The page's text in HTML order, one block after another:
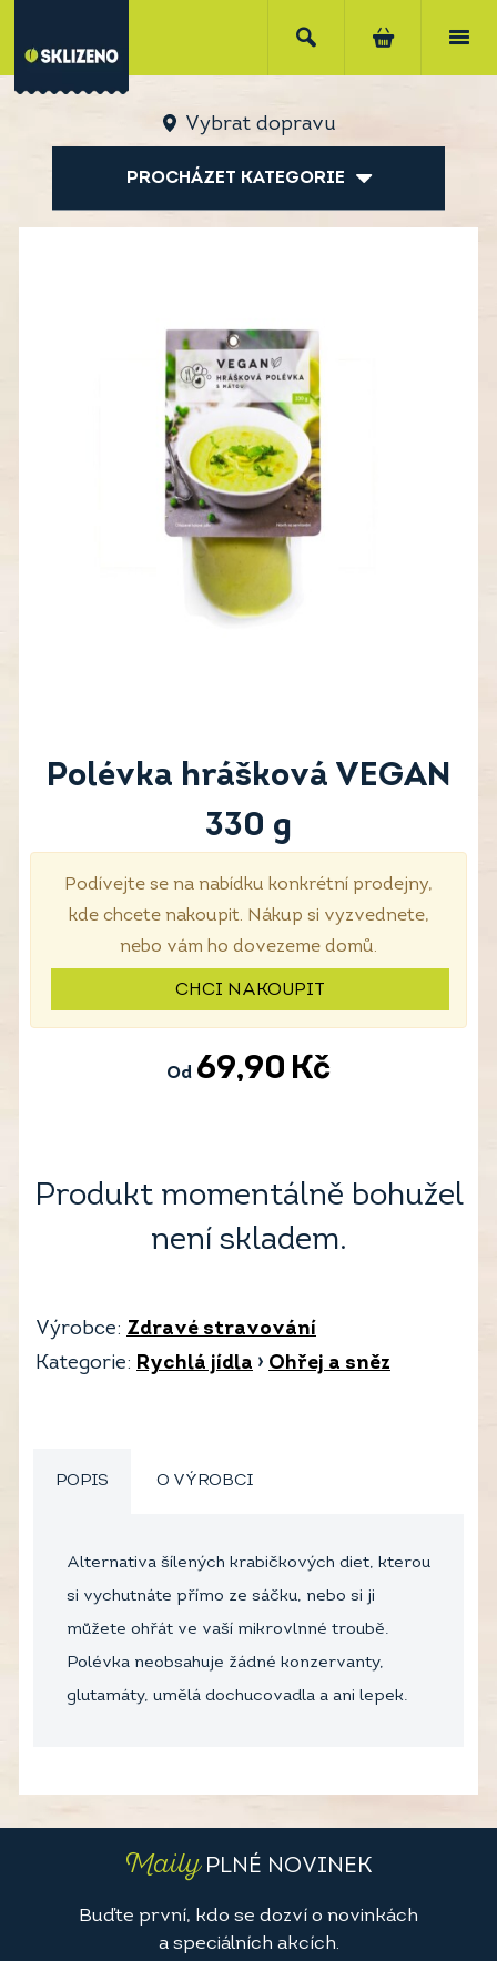
Vybrat dopravu
PROCHÁZET KATEGORIE
Polévka hrášková VEGAN
330 g
Podívejte se na nabídku konkrétní prodejny,
kde chcete nakoupit. Nákup si vyzvednete,
nebo vám ho dovezeme domů.
CHCI NAKOUPIT
Od 69,90 Kč
Produkt momentálně bohužel
není skladem.
Výrobce: Zdravé stravování
Kategorie: Rychlá jídla › Ohřej a sněz
POPIS O VÝROBCI
Alternativa šílených krabičkových diet, kterou
si vychutnáte přímo ze sáčku, nebo si ji
můžete ohřát ve vaší mikrovlnné troubě.
Polévka neobsahuje žádné konzervanty,
glutamáty, umělá dochucovadla a ani lepek.
MailyPLNÉ NOVINEK
Buďte první, kdo se dozví o novinkách
a speciálních akcích.